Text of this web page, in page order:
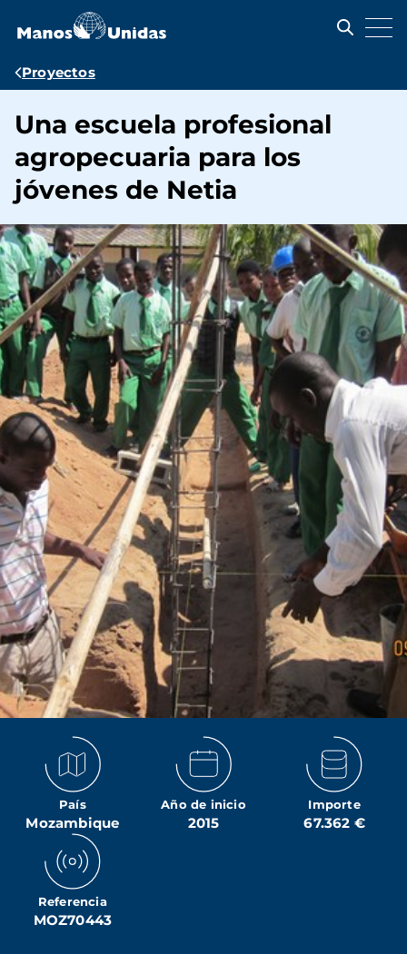
contenido
Ruta
navegación
Proyectos
Una escuela profesional
agropecuaria para los
jóvenes de Netia
País
Mozambique
Año de inicio
2015
Importe
67.362 €
Referencia
MOZ70443